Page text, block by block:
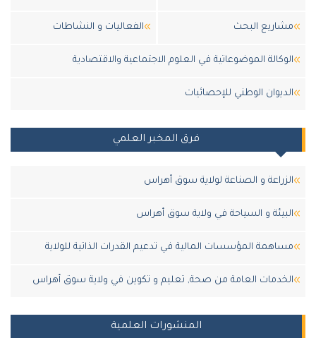
مشاريع البحث الفعاليات و النشاطات
الوكالة الموضوعاتية في العلوم الاجتماعية والاقتصادية
الديوان الوطني للإحصائيات
فرق المخبر العلمي
الزراعة و الصناعة لولاية سوق أهراس
البيئة و السياحة في ولاية سوق أهراس
مساهمة المؤسسات المالية في تدعيم القدرات الذاتية للولاية
الخدمات العامة من صحة, تعليم و تكوين في ولاية سوق أهراس
المنشورات العلمية